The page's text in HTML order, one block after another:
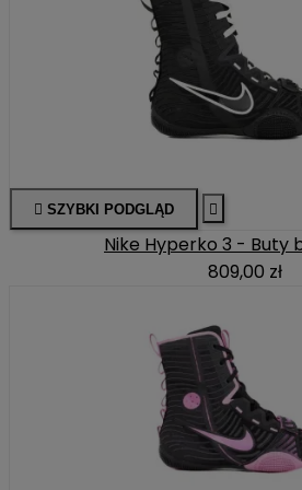
 SZYBKI PODGLĄD 
Nike Hyperko 3 - Buty
809,00 zł